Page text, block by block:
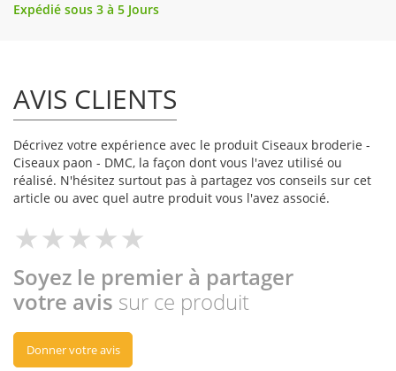
Expédié sous 3 à 5 Jours
AVIS CLIENTS
Décrivez votre expérience avec le produit Ciseaux broderie -
Ciseaux paon - DMC, la façon dont vous l'avez utilisé ou
réalisé. N'hésitez surtout pas à partagez vos conseils sur cet
article ou avec quel autre produit vous l'avez associé.
Soyez le premier à partager
votre avis sur ce produit
Donner votre avis